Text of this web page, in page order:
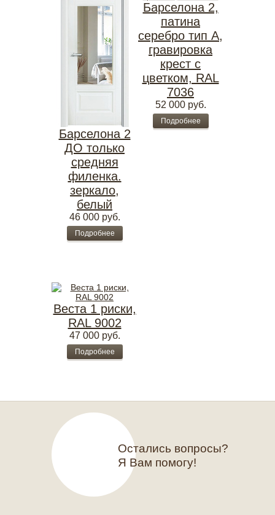
Барселона 2
ДО только
средняя
филенка.
зеркало,
белый
46 000 руб.
Подробнее
Барселона 2,
патина
серебро тип А,
гравировка
крест с
цветком, RAL
7036
52 000 руб.
Подробнее
Веста 1 риски,
RAL 9002
47 000 руб.
Подробнее
Остались вопросы?
Я Вам помогу!